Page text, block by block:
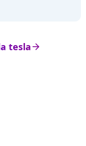
arrow_right
tesla